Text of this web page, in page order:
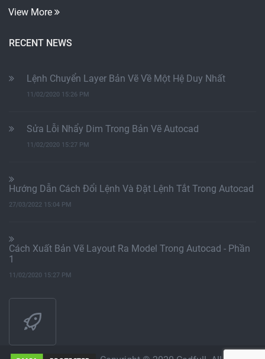
View More
RECENT NEWS
Lệnh Chuyển Layer Bản Vẽ Về Một Hệ Duy Nhất
11/02/2020 15:26 PM
Sửa Lỗi Nhẩy Dim Trong Bản Vẽ Autocad
11/02/2020 15:27 PM
Hướng Dẫn Cách Đổi Lệnh Và Đặt Lệnh Tắt Trong Autocad
27/03/2022 15:04 PM
Cách Xuất Bản Vẽ Layout Ra Model Trong Autocad - Phần
1
11/02/2020 15:27 PM